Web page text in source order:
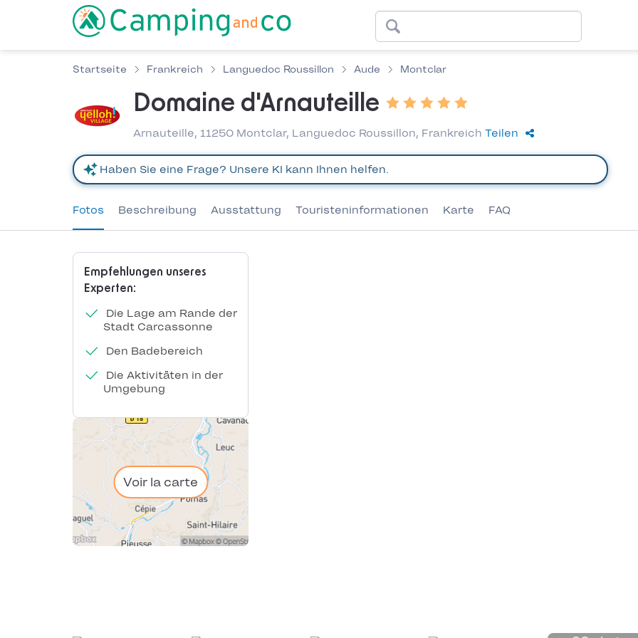
Startseite Frankreich Languedoc Roussillon Aude Montclar
Domaine d'Arnauteille
Arnauteille, 11250 Montclar, Languedoc Roussillon, Frankreich Teilen
Fotos Beschreibung Ausstattung Touristeninformationen Karte FAQ
Empfehlungen unseres
Experten:
Die Lage am Rande der
Stadt Carcassonne
Den Badebereich
Die Aktivitäten in der
Umgebung
Voir la carte